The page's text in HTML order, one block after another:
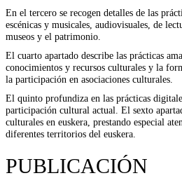
En el tercero se recogen detalles de las
escénicas y musicales, audiovisuales, de
museos y el patrimonio.
El cuarto apartado describe las prácticas
conocimientos y recursos culturales y la
la participación en asociaciones culturales.
El quinto profundiza en las prácticas
participación cultural actual. El sexto
culturales en euskera, prestando especial
diferentes territorios del euskera.
PUBLICACIÓN